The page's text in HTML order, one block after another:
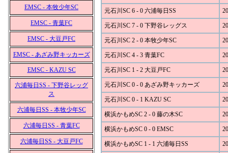
EMSC - 本牧少年SC
EMSC - 青葉FC
EMSC - 大豆戸FC
EMSC - あざみ野キッカーズ
EMSC - KAZU SC
六浦毎日SS - 下野谷レッグ
ス
六浦毎日SS - 本牧少年SC
六浦毎日SS - 青葉FC
六浦毎日SS - 大豆戸FC
元石川SC 6 - 0 六浦毎日SS
元石川SC 7 - 0 下野谷レッグス
元石川SC 2 - 0 本牧少年SC
元石川SC 4 - 3 青葉FC
元石川SC 1 - 2 大豆戸FC
元石川SC 0 - 0 あざみ野キッカーズ
元石川SC 0 - 1 KAZU SC
横浜かもめSC 2 - 0 藤の木SC
横浜かもめSC 0 - 0 EMSC
横浜かもめSC 1 - 1 六浦毎日SS